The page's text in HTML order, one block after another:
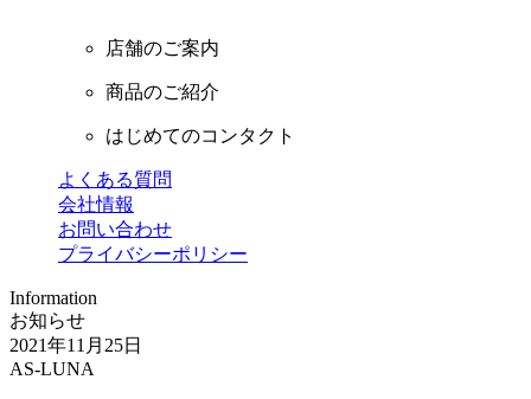
店舗のご案内
商品のご紹介
はじめてのコンタクト
よくある質問
会社情報
お問い合わせ
プライバシーポリシー
Information
お知らせ
2021年11月25日
AS-LUNA